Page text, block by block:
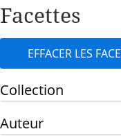
Facettes
EFFACER LES
Collection
Auteur